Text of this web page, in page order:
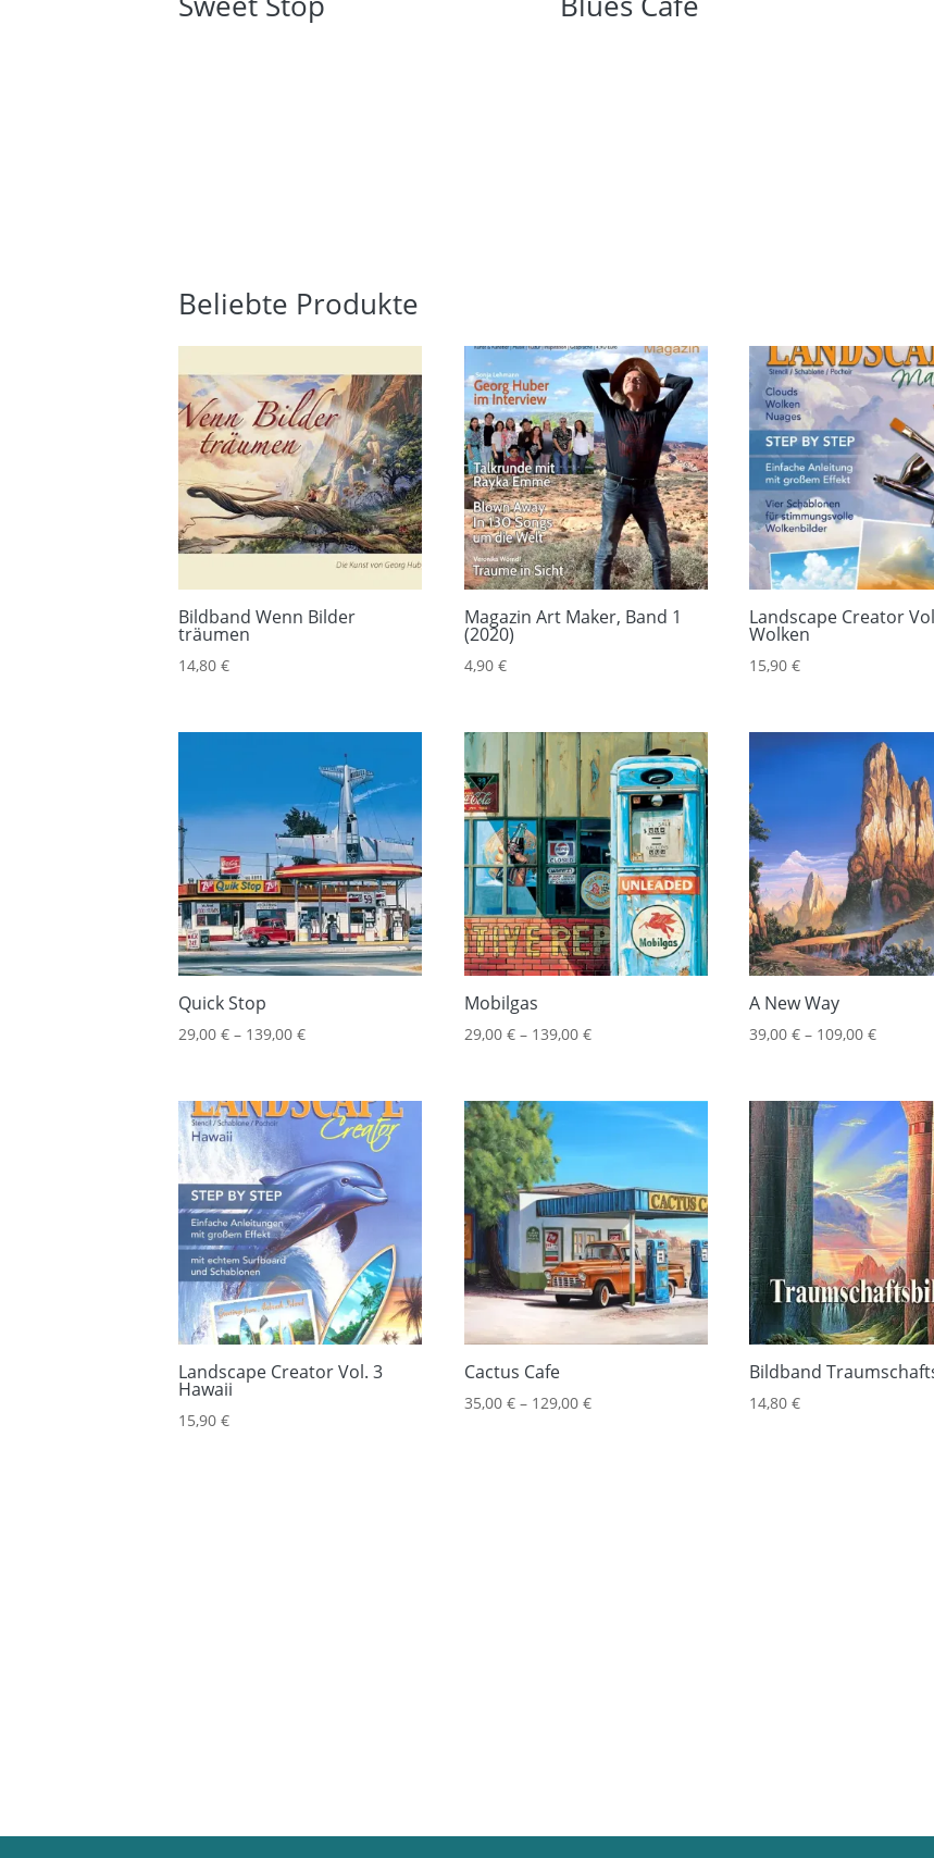
Beliebte Produkte
Bildband Wenn Bilder
träumen
14,80 €
Magazin Art Maker, Band 1
(2020)
4,90 €
Landscape Creator
Wolken
15,90€
Quick Stop
29,00 € – 139,00 €
Mobilgas
29,00 €– 139,00 €
A New Way
39,00€ – 109,00€
Landscape Creator Vol. 3
Hawaii
15,90 €
Cactus Cafe
35,00 €– 129,00 €
Bildband
14,80€